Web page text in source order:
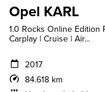
Opel KARL
1.0 Rocks Online Edition
Carplay | Cruise | Air...
2017
84.618 km